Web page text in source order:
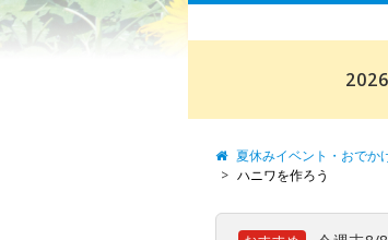
夏休みイベント・おでか
ハニワを作ろう